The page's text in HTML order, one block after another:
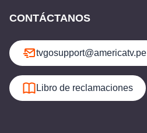
CONTÁCTANOS
tvgosupport@americatv.pe
Libro de reclamaciones